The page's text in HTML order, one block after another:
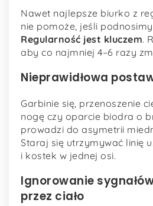
Nawet najlepsze biurko z
nie pomoże, jeśli
Regularność jest kluczem.
aby co najmniej 4–6 razy
Nieprawidłowa
Garbinie się, przenoszenie
nogę czy oparcie biodra o
prowadzi do asymetrii
Staraj się utrzymywać linię
i kostek w jednej osi.
Ignorowanie
przez ciało